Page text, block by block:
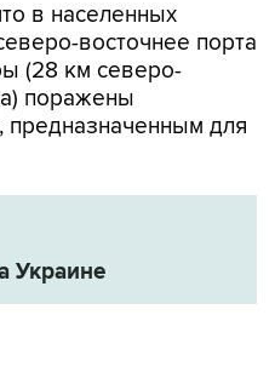
в населенных
восточнее порта
(28 км северо-
поражены
для
Украине